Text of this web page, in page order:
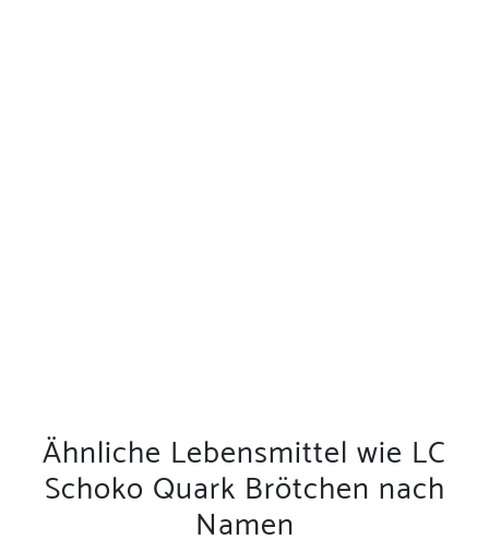
Ähnliche Lebensmittel wie LC
Schoko Quark Brötchen nach
Namen